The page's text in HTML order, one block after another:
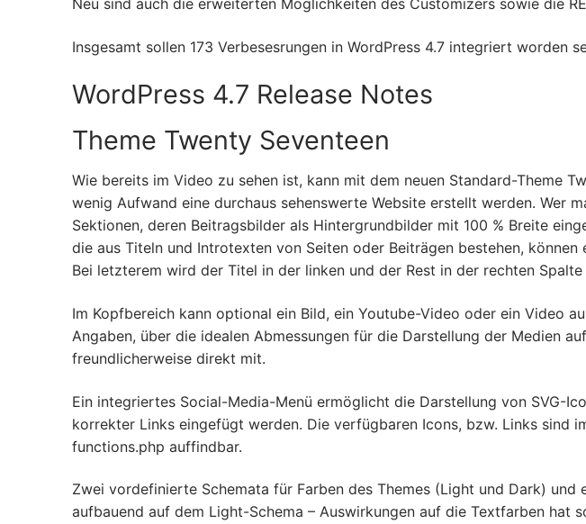
Insgesamt sollen 173 Verbesesrungen in WordPress 4.7 integriert worden
WordPress 4.7 Release Notes
Theme Twenty Seventeen
Wie bereits im Video zu sehen ist, kann mit dem neuen Standard-Theme
wenig Aufwand eine durchaus sehenswerte Website erstellt werden. Wer
Sektionen, deren Beitragsbilder als Hintergrundbilder mit 100 % Breite
die aus Titeln und Introtexten von Seiten oder Beiträgen bestehen,
Bei letzterem wird der Titel in der linken und der Rest in der rechten
Im Kopfbereich kann optional ein Bild, ein Youtube-Video oder ein Video
Angaben, über die idealen Abmessungen für die Darstellung der Medien
freundlicherweise direkt mit.
Ein integriertes Social-Media-Menü ermöglicht die Darstellung von SVG-
korrekter Links eingefügt werden. Die verfügbaren Icons, bzw. Links sind
functions.php auffindbar.
Zwei vordefinierte Schemata für Farben des Themes (Light und Dark) und
aufbauend auf dem Light-Schema – Auswirkungen auf die Textfarben hat